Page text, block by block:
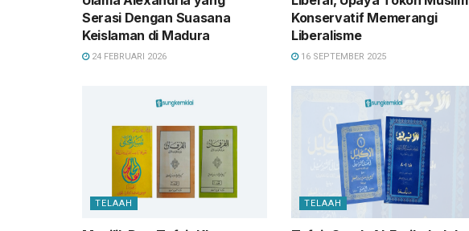
Serasi Dengan Suasana
Keislaman di Madura
24 FEBRUARI 2026
Konservatif Memerangi
Liberalisme
16 SEPTEMBER 2025
TELAAH TELAAH